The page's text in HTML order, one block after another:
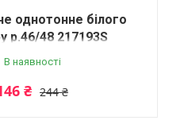
однотонне білого
р.46/48 217193S
В наявності
244 ₴
₴